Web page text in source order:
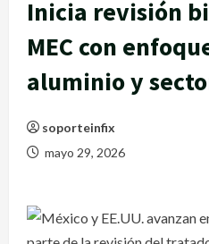
Inicia revisión
MEC con
aluminio y
soporteinfix
mayo 29, 2026